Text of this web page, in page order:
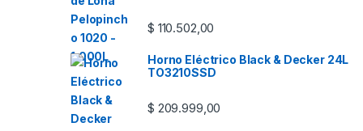
$ 110.502,00
Horno Eléctrico Black & Decker 24L
TO3210SSD
$ 209.999,00